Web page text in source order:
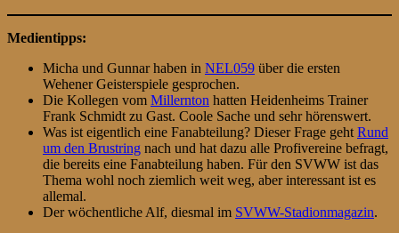
Medientipps:
Micha und Gunnar haben in NEL059 über die ersten
Wehener Geisterspiele gesprochen.
Die Kollegen vom Millernton hatten Heidenheims Trainer
Frank Schmidt zu Gast. Coole Sache und sehr hörenswert.
Was ist eigentlich eine Fanabteilung? Dieser Frage geht Rund
um den Brustring nach und hat dazu alle Profivereine befragt,
die bereits eine Fanabteilung haben. Für den SVWW ist das
Thema wohl noch ziemlich weit weg, aber interessant ist es
allemal.
Der wöchentliche Alf, diesmal im SVWW-Stadionmagazin.